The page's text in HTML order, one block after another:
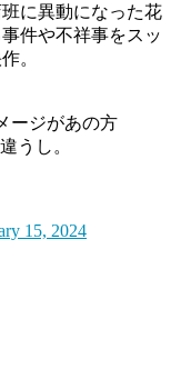
に異動になった花
件や不祥事をスッ
。
ージがあの方
うし。
15, 2024